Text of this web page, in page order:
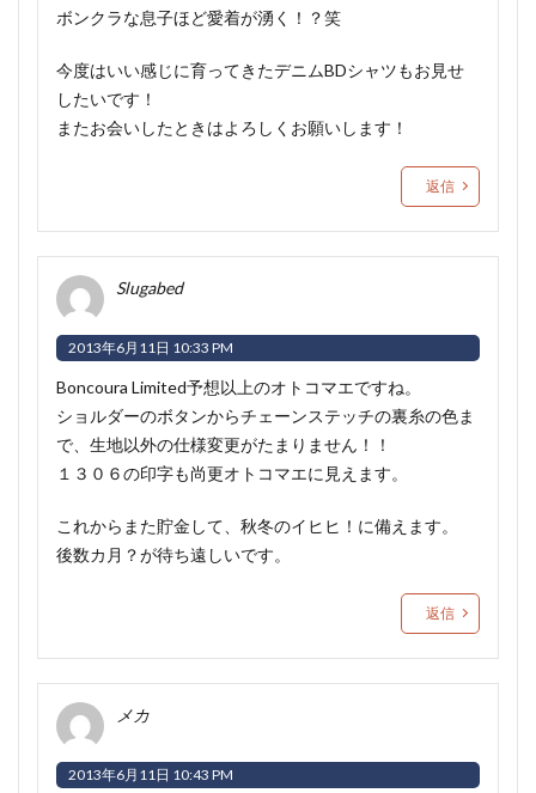
ボンクラな息子ほど愛着が湧く！？笑
今度はいい感じに育ってきたデニムBDシャツもお見せ
したいです！
またお会いしたときはよろしくお願いします！
返信
Slugabed
2013年6月11日 10:33 PM
Boncoura Limited予想以上のオトコマエですね。
ショルダーのボタンからチェーンステッチの裏糸の色ま
で、生地以外の仕様変更がたまりません！！
１３０６の印字も尚更オトコマエに見えます。
これからまた貯金して、秋冬のイヒヒ！に備えます。
後数カ月？が待ち遠しいです。
返信
メカ
2013年6月11日 10:43 PM